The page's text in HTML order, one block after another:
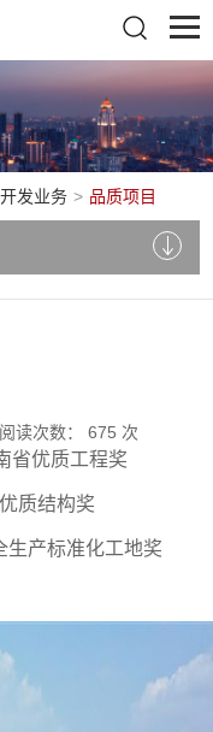
发业务 > 品质项目
阅读次数： 675 次
省优质工程奖
质结构奖
生产标准化工地奖